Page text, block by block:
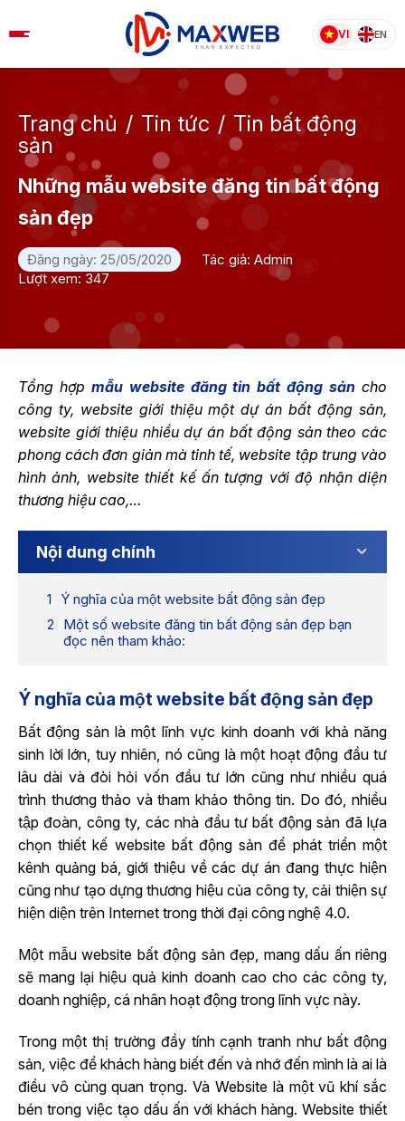
to
VI EN
Trang chủ / Tin tức / Tin bất động
sản
Những mẫu website đăng tin bất động
sản đẹp
Đăng ngày: 25/05/2020
Tác giả: Admin
Lượt xem: 347
Tổng hợp mẫu website đăng tin bất động sản cho
công ty, website giới thiệu một dự án bất động sản,
website giới thiệu nhiều dự án bất động sản theo các
phong cách đơn giản mà tinh tế, website tập trung vào
hình ảnh, website thiết kế ấn tượng với độ nhận diện
thương hiệu cao,…
Nội dung chính
Ý nghĩa của một website bất động sản đẹp
Một số website đăng tin bất động sản đẹp bạn
đọc nên tham khảo:
Ý nghĩa của một website bất động sản đẹp
Bất động sản là một lĩnh vực kinh doanh với khả năng
sinh lời lớn, tuy nhiên, nó cũng là một hoạt động đầu tư
lâu dài và đòi hỏi vốn đầu tư lớn cũng như nhiều quá
trình thương thảo và tham khảo thông tin. Do đó, nhiều
tập đoàn, công ty, các nhà đầu tư bất động sản đã lựa
chọn thiết kế website bất động sản để phát triển một
kênh quảng bá, giới thiệu về các dự án đang thực hiện
cũng như tạo dựng thương hiệu của công ty, cải thiện sự
hiện diện trên Internet trong thời đại công nghệ 4.0.
Một mẫu website bất động sản đẹp, mang dấu ấn riêng
sẽ mang lại hiệu quả kinh doanh cao cho các công ty,
doanh nghiệp, cá nhân hoạt động trong lĩnh vực này.
Trong một thị trường đầy tính cạnh tranh như bất động
sản, việc để khách hàng biết đến và nhớ đến mình là ai là
điều vô cùng quan trọng. Và Website là một vũ khí sắc
bén trong việc tạo dấu ấn với khách hàng. Website thiết